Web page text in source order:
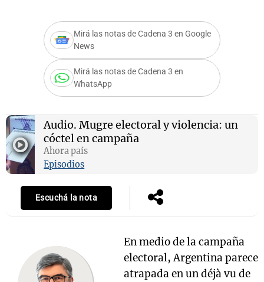
Mirá las notas de Cadena 3 en Google
News
Mirá las notas de Cadena 3 en
WhatsApp
Audio. Mugre electoral y violencia: un
cóctel en campaña
Ahora país
Episodios
Escuchá la nota
En medio de la campaña
electoral, Argentina parece
atrapada en un déjà vu de
Mundial 2026
Cadena 3